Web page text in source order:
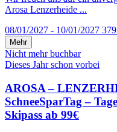
Arosa Lenzerheide ...
08/01/2027 - 10/01/2027
Mehr
Nicht mehr buchbar
Dieses Jahr schon vorbei
AROSA –
SchneeSparTag –
Skipass ab 99€